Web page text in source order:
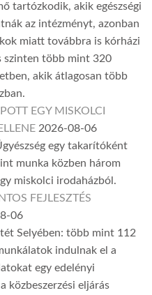
tartózkodik, akik egészségi
az intézményt, azonban
miatt továbbra is kórházi
szinten több mint 320
akik átlagosan több
EGY MISKOLCI
2026-08-06
egy takarítóként
munka közben három
miskolci irodaházból.
FEJLESZTÉS
06
Selyében: több mint 112
indulnak el a
egy edelényi
közbeszerzési eljárás